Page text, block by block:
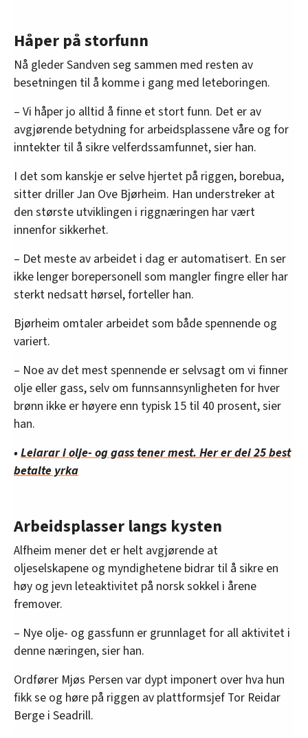
Håper på storfunn
Nå gleder Sandven seg sammen med resten av
besetningen til å komme i gang med leteboringen.
– Vi håper jo alltid å finne et stort funn. Det er av
avgjørende betydning for arbeidsplassene våre og for
inntekter til å sikre velferdssamfunnet, sier han.
I det som kanskje er selve hjertet på riggen, borebua,
sitter driller Jan Ove Bjørheim. Han understreker at
den største utviklingen i riggnæringen har vært
innenfor sikkerhet.
– Det meste av arbeidet i dag er automatisert. En ser
ikke lenger borepersonell som mangler fingre eller har
sterkt nedsatt hørsel, forteller han.
Bjørheim omtaler arbeidet som både spennende og
variert.
– Noe av det mest spennende er selvsagt om vi finner
olje eller gass, selv om funnsannsynligheten for hver
brønn ikke er høyere enn typisk 15 til 40 prosent, sier
han.
•Leiarar i olje- og gass tener mest. Her er dei 25 best
betalte yrka
Arbeidsplasser langs kysten
Alfheim mener det er helt avgjørende at
oljeselskapene og myndighetene bidrar til å sikre en
høy og jevn leteaktivitet på norsk sokkel i årene
fremover.
– Nye olje- og gassfunn er grunnlaget for all aktivitet i
denne næringen, sier han.
Ordfører Mjøs Persen var dypt imponert over hva hun
fikk se og høre på riggen av plattformsjef Tor Reidar
Berge i Seadrill.